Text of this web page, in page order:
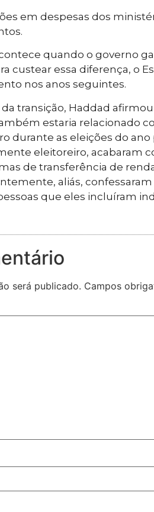
em despesas dos
quando o governo
custear essa diferença, o
nos anos seguintes.
da transição, Haddad
estaria relacionado
durante as eleições do ano
eleitoreiro, acabaram
de transferência de
aliás,
que eles incluíram
será publicado. Campos